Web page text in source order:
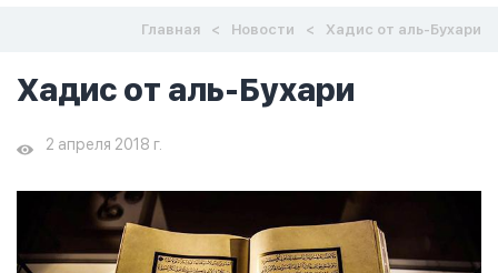
Главная Новости Хадис от аль-Бухари
Хадис от аль-Бухари
2 апреля 2018 г.